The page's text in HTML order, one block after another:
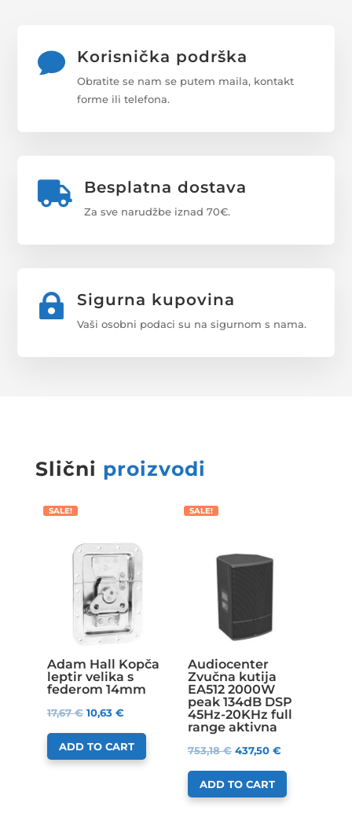
 Korisnička podrška
Obratite se nam se putem maila, kontakt
forme ili telefona.
 Besplatna dostava
Za sve narudžbe iznad 70€.
 Sigurna kupovina
Vaši osobni podaci su na sigurnom s nama.
Slični proizvodi
SALE!
Adam Hall Kopča
leptir velika s
federom 14mm
17,67€ 10,63 €
ADD TO CART
SALE!
Audiocenter
Zvučna kutija
EA512 2000W
peak 134dB DSP
45Hz-20KHz full
range aktivna
753,18€ 437,50 €
ADD TO CART